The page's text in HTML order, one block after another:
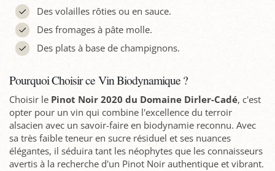
Des volailles rôties ou en sauce.
Des fromages à pâte molle.
Des plats à base de champignons.
Pourquoi Choisir ce Vin Biodynamique ?
Choisir le Pinot Noir 2020 du Domaine Dirler-Cadé, c'est
opter pour un vin qui combine l'excellence du terroir
alsacien avec un savoir-faire en biodynamie reconnu. Avec
sa très faible teneur en sucre résiduel et ses nuances
élégantes, il séduira tant les néophytes que les connaisseurs
avertis à la recherche d'un Pinot Noir authentique et vibrant.